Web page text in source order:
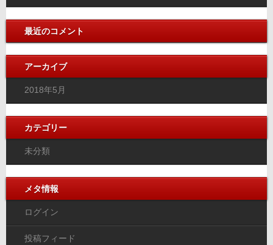
最近のコメント
アーカイブ
2018年5月
カテゴリー
未分類
メタ情報
ログイン
投稿フィード